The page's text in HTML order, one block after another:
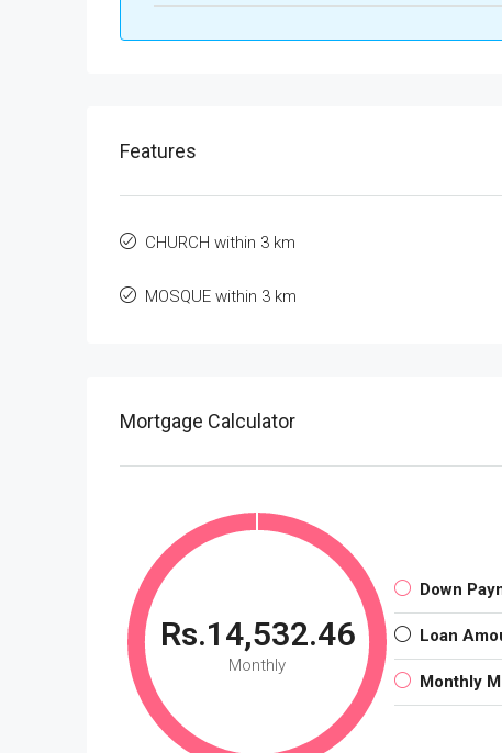
Features
CHURCH within 3 km
MOSQUE within 3 km
Mortgage Calculator
Rs.14,532.46
Monthly
Down
Loan
Monthly